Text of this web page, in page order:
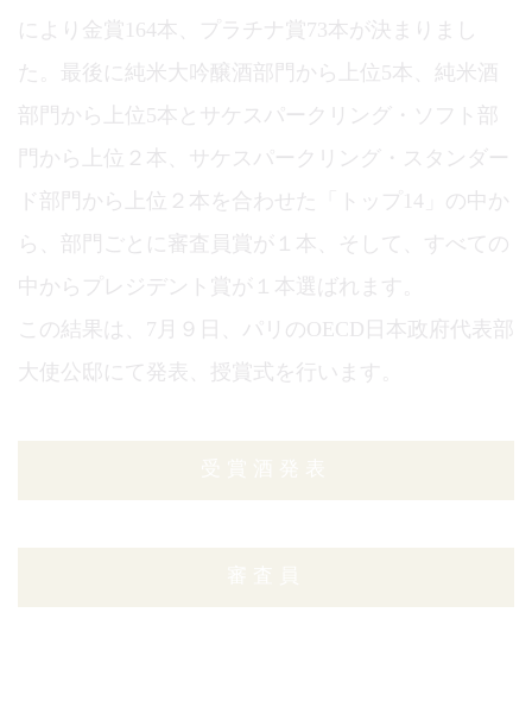
により金賞164本、プラチナ賞73本が決まりまし
た。最後に純米大吟醸酒部門から上位5本、純米酒
部門から上位5本とサケスパークリング・ソフト部
門から上位２本、サケスパークリング・スタンダー
ド部門から上位２本を合わせた「トップ14」の中か
ら、部門ごとに審査員賞が１本、そして、すべての
中からプレジデント賞が１本選ばれます。
この結果は、7月９日、パリのOECD日本政府代表部
大使公邸にて発表、授賞式を行います。